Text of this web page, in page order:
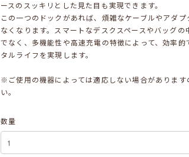
ースのスッキリとした見た目も実現できます。
この一つのドックがあれば、煩雑なケーブルやアダ
なくなります。スマートなデスクスペースやバッグの
でなく、多機能性や高速充電の特徴によって、効率的
タルライフを実現します。
※ご使用の機器によっては適応しない場合があります
い。
数量